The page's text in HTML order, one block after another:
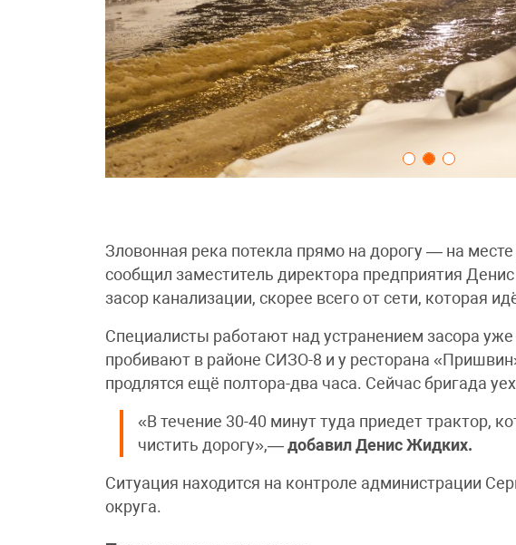
Зловонная река потекла прямо на дорогу — на
сообщил заместитель директора предприятия
засор канализации, скорее всего от сети, которая
Специалисты работают над устранением засора уже
пробивают в районе СИЗО-8 и у ресторана
продлятся ещё полтора-два часа. Сейчас бригада
«В течение 30-40 минут туда приедет трактор,
чистить дорогу»,—добавил Денис Жидких.
Ситуация находится на контроле администрации
округа.